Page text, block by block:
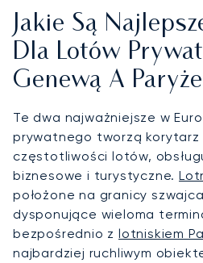
Jakie Są
Dla Lotów
Genewą A
Te dwa najważniejsze w
prywatnego tworzą korytarz
częstotliwości lotów,
biznesowe i turystyczne.
położone na granicy
dysponujące wieloma
bezpośrednio zlotniskiem
najbardziej ruchliwym